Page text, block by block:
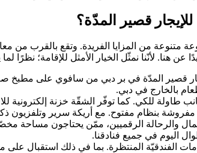
قصير المدّة؟
متنوعة من المزايا الفريدة. وتقع بالقرب من
عن هنا. لأنّنا نمثّل الخيار الأمثل للإقامة؛ نظرًا
قصير المدّة في بر دبي من سافوي على مطبخ
بالخارج في دبي.
للكي. كما توفّر الشقّة خزنة إلكترونية
بنظام مفتوح. مع أريكة سرير وتلفزيون ذكي،
والرحالة الرقميين، ممّن يحتاجون مساحة
اليوم في جميع فنادقنا.
ذلك استقبال على مدار 24 ساعة، وخدمة الغرف، والتدبير المنزلي، والأمن، والصيانة، وخدمات